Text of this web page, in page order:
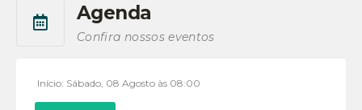
Agenda
Confira nossos eventos
Início: Sábado 08 Agosto 08:00